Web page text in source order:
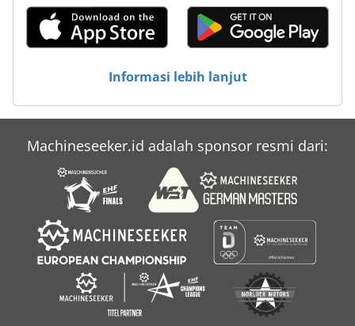
Informasi lebih lanjut
Machineseeker.id adalah sponsor resmi dari: